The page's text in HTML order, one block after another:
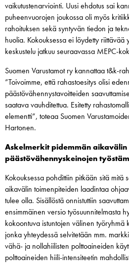
vaikutustenarviointi. Uusi ehdotus sai
puheenvuorojen joukossa oli myös
rahoituksen sekä syntyvän tiedon ja
huolia. Kokouksessa ei löydetty riittävää
keskustelu jatkuu seuraavassa MEPC-
Suomen Varustamot ry kannattaa t&k-
”Toivoimme, että rahastoesitys olisi
päästövähennystavoitteiden
saatava vauhditettua. Esitetty
elementti”, toteaa Suomen
Hartonen.
Askelmerkit pidemmän aikavälin
päästövähennyskeinojen
Kokouksessa pohdittiin pitkään sitä mitä
aikavälin toimenpiteiden laadintaa
tulee olla. Sisällöstä onnistuttiin
ensimmäinen versio työsuunnitelmasta
kokoontuva istuntojen välinen työryhmä
jonka yhteydessä selvitetään mm.
vähä- ja nollahiilisten polttoaineiden
polttoaineiden hiili-intensiteetin